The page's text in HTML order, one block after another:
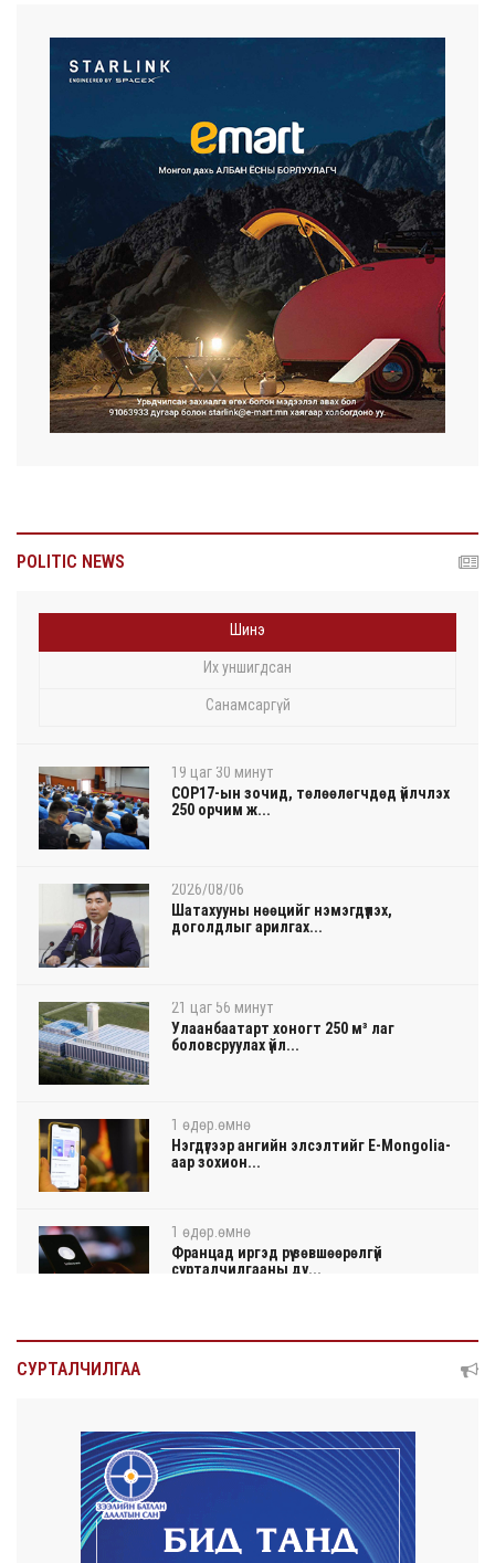
POLITIC NEWS
Шинэ
Их уншигдсан
Санамсаргүй
19 цаг 30 минут
COP17-ын зочид, төлөөлөгчдөд үйлчлэх
250 орчим ж...
2026/08/06
Шатахууны нөөцийг нэмэгдүүлэх,
доголдлыг арилгах...
21 цаг 56 минут
Улаанбаатарт хоногт 250 м³ лаг
боловсруулах үйл...
1 өдөр.өмнө
Нэгдүгээр ангийн элсэлтийг E-Mongolia-
аар зохион...
1 өдөр.өмнө
Францад иргэд рүү зөвшөөрөлгүй
сурталчилгааны ду...
1 өдөр.өмнө
1 өдөр.өмнө
Автомашины улсын дугаар сондгой
тоогоор төгссөн ...
СУРТАЛЧИЛГАА